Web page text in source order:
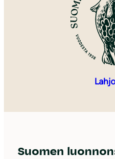
Suomen